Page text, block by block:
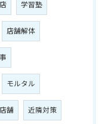
学習塾
店舗解体
モルタル
店舗 近隣対策